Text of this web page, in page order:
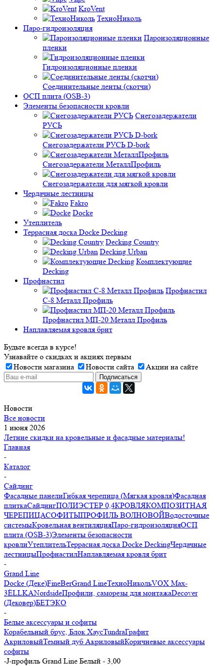
KroVent
ТехноНиколь
Паро-гидроизоляция
Пароизоляционные
пленки
Гидроизоляционные пленки
Соединительные ленты (скотчи)
ОСП плита (OSB-3)
Элементы безопасности кровли
Снегозадержатели
РУСЬ
Снегозадержатели РУСЬ D-bork
Снегозадержатели МеталлПрофиль
Снегозадержатели для мягкой кровли
Чердачные лестницы
Fakro
Docke
Утеплитель
Террасная доска Docke Decking
Decking Country
Decking Urban
Комплектующие
Decking
Профнастил
Профнастил
C-8 Металл Профиль
Профнастил МП-20 Металл Профиль
Наплавляемая кровля брит
Будьте всегда в курсе!
Узнавайте о скидках и акциях первым
Новости магазина
Новости сайта Акции на сайте
Новости
Все новости
1 июня 2026
Летние скидки на кровельные и фасадные материалы!
Главная
-
Каталог
-
Сайдинг
Фасадные панелиГибкая черепица (Мягкая кровля)Фасадная
плиткаСайдингПОЛИЭСТЕР 0,4КРОВЛЯКОМПОЗИТНАЯ
ЧЕРЕПИЦАСОФИТЫПРОФИЛЬ ВОЛНОВОЙВодосточные
системыКровельная вентиляцияПаро-гидроизоляцияОСП
плита (OSB-3)Элементы безопасности
кровлиУтеплительТеррасная доска Docke DeckingЧердачные
лестницыПрофнастилНаплавляемая кровля брит
-
Grand Line
Docke (Деке)FineBerGrand LineТехноНикольVOX Max-
3ЁLLKANordsideПрофили, саморезы для монтажаDecover
(Дековер)БЕТЭКО
-
Белые аксессуары и софиты
Корабельный брус, Блок ХаусTundraГрафит
АкриловыйТемный дуб АкриловыйКоричневые аксессуары
софиты
-J-профиль Grand Line Белый - 3,00